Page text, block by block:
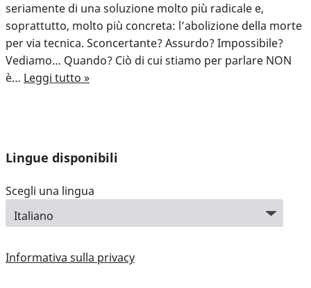
seriamente di una soluzione molto più radicale e,
soprattutto, molto più concreta: l’abolizione della morte
per via tecnica. Sconcertante? Assurdo? Impossibile?
Vediamo… Quando? Ciò di cui stiamo per parlare NON
è… Leggi tutto »
Lingue disponibili
Scegli una lingua
Informativa sulla privacy